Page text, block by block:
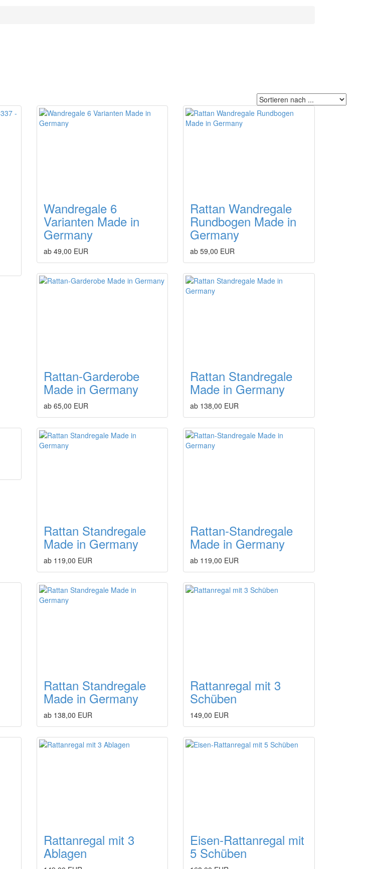
Wandregale 6
Varianten Made in
Germany
ab 49,00 EUR
Rattan Wandregale
Rundbogen Made in
Germany
ab 59,00 EUR
Rattan-Garderobe
Made in Germany
ab 65,00 EUR
Rattan Standregale
Made in Germany
ab 138,00 EUR
Rattan Standregale
Made in Germany
ab 119,00 EUR
Rattan-Standregale
Made in Germany
ab 119,00 EUR
Rattan Standregale
Made in Germany
ab 138,00 EUR
Rattanregal mit 3
Schüben
149,00 EUR
Rattanregal mit 3
Ablagen
Eisen-Rattanregal mit
5 Schüben